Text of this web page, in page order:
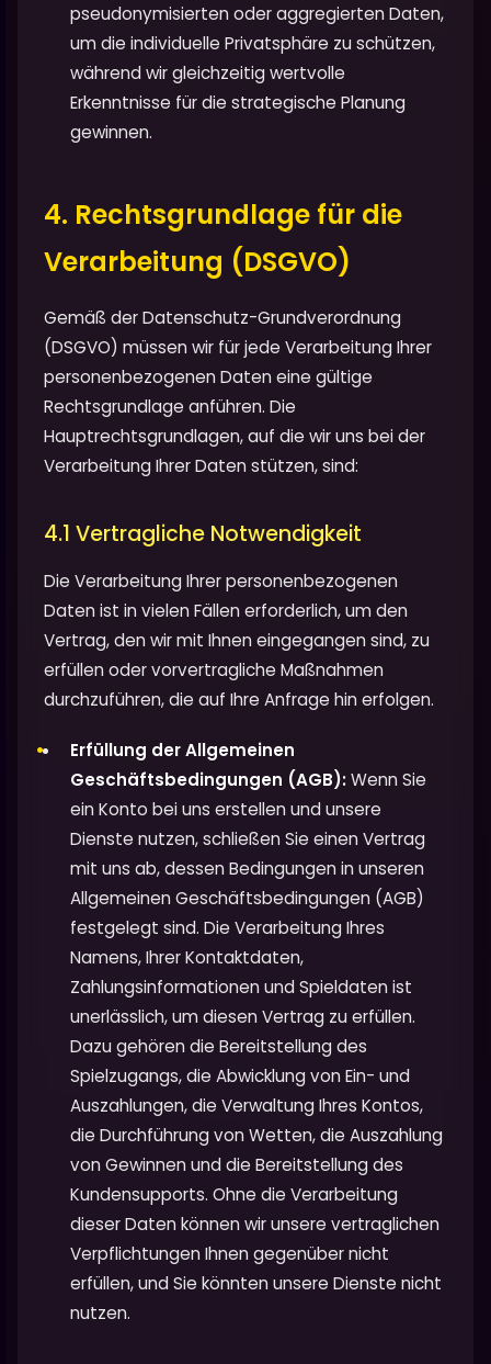
pseudonymisierten oder aggregierten Daten,
um die individuelle Privatsphäre zu schützen,
während wir gleichzeitig wertvolle
Erkenntnisse für die strategische Planung
gewinnen.
4. Rechtsgrundlage für die
Verarbeitung (DSGVO)
Gemäß der Datenschutz-Grundverordnung
(DSGVO) müssen wir für jede Verarbeitung Ihrer
personenbezogenen Daten eine gültige
Rechtsgrundlage anführen. Die
Hauptrechtsgrundlagen, auf die wir uns bei der
Verarbeitung Ihrer Daten stützen, sind:
4.1 Vertragliche Notwendigkeit
Die Verarbeitung Ihrer personenbezogenen
Daten ist in vielen Fällen erforderlich, um den
Vertrag, den wir mit Ihnen eingegangen sind, zu
erfüllen oder vorvertragliche Maßnahmen
durchzuführen, die auf Ihre Anfrage hin erfolgen.
Erfüllung der Allgemeinen
Geschäftsbedingungen (AGB):Wenn Sie
ein Konto bei uns erstellen und unsere
Dienste nutzen, schließen Sie einen Vertrag
mit uns ab, dessen Bedingungen in unseren
Allgemeinen Geschäftsbedingungen (AGB)
festgelegt sind. Die Verarbeitung Ihres
Namens, Ihrer Kontaktdaten,
Zahlungsinformationen und Spieldaten ist
unerlässlich, um diesen Vertrag zu erfüllen.
Dazu gehören die Bereitstellung des
Spielzugangs, die Abwicklung von Ein- und
Auszahlungen, die Verwaltung Ihres Kontos,
die Durchführung von Wetten, die Auszahlung
von Gewinnen und die Bereitstellung des
Kundensupports. Ohne die Verarbeitung
dieser Daten können wir unsere vertraglichen
Verpflichtungen Ihnen gegenüber nicht
erfüllen, und Sie könnten unsere Dienste nicht
nutzen.